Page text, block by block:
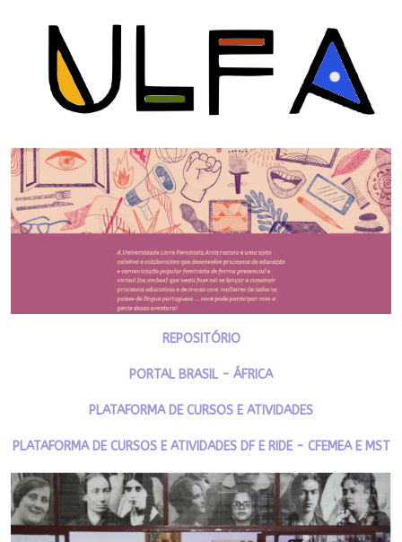
REPOSITÓRIO
PORTAL BRASIL - ÁFRICA
PLATAFORMA DE CURSOS E ATIVIDADES
PLATAFORMA DE CURSOS E ATIVIDADES DF E RIDE - CFEMEA E MST